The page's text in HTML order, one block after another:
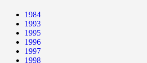
1984
1993
1995
1996
1997
1998